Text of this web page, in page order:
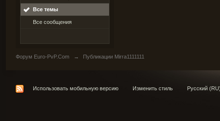
Все темы
Все сообщения
Форум Euro-PvP.Com → Публикации Mirra1111111
Использовать мобильную версию Изменить стиль Русский